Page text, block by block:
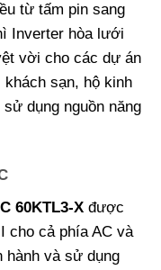
từ tấm pin sang
Inverter hòa lưới
vời cho các dự án
sạn, hộ kinh
dụng nguồn năng
60KTL3-X được
cho cả phía AC và
hành và sử dụng